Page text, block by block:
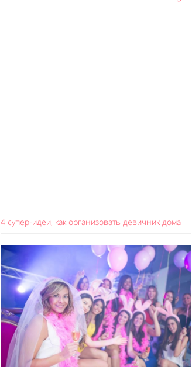
4 супер-идеи, как организовать девичник дома